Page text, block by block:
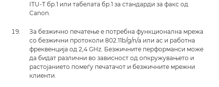
ITU-T бр.1 или табелата бр.1 за стандарди за факс од
Canon.
За безжично печатење е потребна функционална мрежа
со безжични протоколи 802.11b/g/n/a или ac и работна
фреквенција од 2,4 GHz. Безжичните перформанси може
да бидат различни во зависност од опкружувањето и
растојанието помеѓу печатачот и безжичните мрежни
клиенти.